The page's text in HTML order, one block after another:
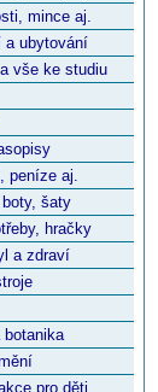
mince aj.
a ubytování
vše ke studiu
peníze aj.
šaty
hračky
a zdraví
botanika
pro děti